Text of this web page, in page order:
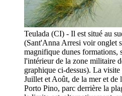
Teulada (CI) - Il est situé au
(Sant'Anna Arresi voir onglet
magnifique dunes formations,
l'intérieur de la zone militaire
graphique ci-dessus). La
Juillet et Août, de la mer et de
Porto Pino, parc derrière la